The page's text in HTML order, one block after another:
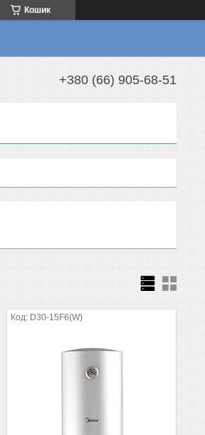
Кошик
+380 (66) 905-68-51
D30-15F6(W)